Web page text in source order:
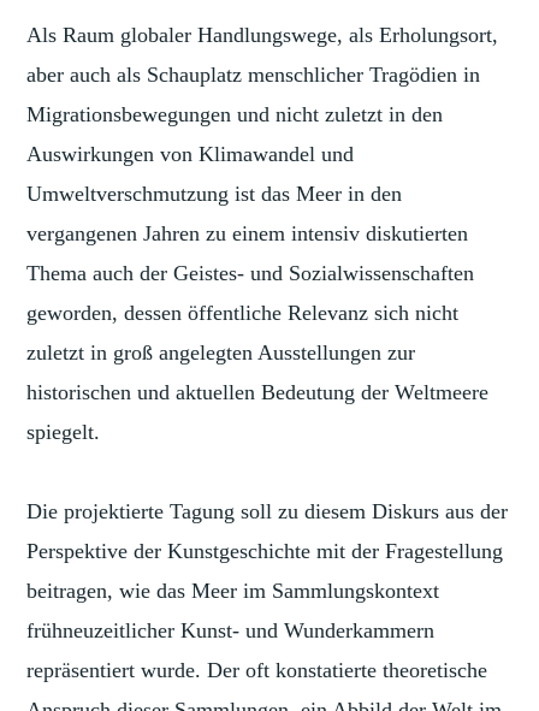
Als Raum globaler Handlungswege, als Erholungsort,
aber auch als Schauplatz menschlicher Tragödien in
Migrationsbewegungen und nicht zuletzt in den
Auswirkungen von Klimawandel und
Umweltverschmutzung ist das Meer in den
vergangenen Jahren zu einem intensiv diskutierten
Thema auch der Geistes- und Sozialwissenschaften
geworden, dessen öffentliche Relevanz sich nicht
zuletzt in groß angelegten Ausstellungen zur
historischen und aktuellen Bedeutung der Weltmeere
spiegelt.
Die projektierte Tagung soll zu diesem Diskurs aus der
Perspektive der Kunstgeschichte mit der Fragestellung
beitragen, wie das Meer im Sammlungskontext
frühneuzeitlicher Kunst- und Wunderkammern
repräsentiert wurde. Der oft konstatierte theoretische